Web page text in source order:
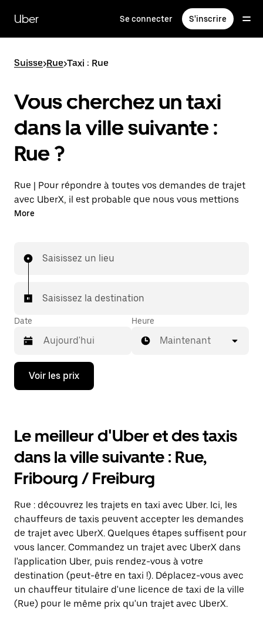
contenu
principal
Uber Se connecter S'inscrire
Suisse>Rue>Taxi : Rue
Vous cherchez un taxi
dans la ville suivante :
Rue ?
Rue | Pour répondre à toutes vos demandes de trajet
avec UberX, il est probable que nous vous mettions
en relation avec un chauffeur de taxi. Si tel est le cas,
7 j/7), comme avec UberX, et pourrez rejoindre votre
Dans certaines villes de Suisse, pour vous assurer de
pouvez le demander dans l'application.
More
Saisissez un lieu
Saisissez la destination
Date
Appuyez
la
bas
pour
ouvrir
le
calendrier
et
une
date.
Appuyez
sur
la
touche
Échap
pour
fermer
le
calendrier.
Heure
Maintenant
Voir les prix
Le meilleur d'Uber et des taxis
dans la ville suivante : Rue,
Fribourg / Freiburg
Rue : découvrez les trajets en taxi avec Uber. Ici, les
chauffeurs de taxis peuvent accepter les demandes
de trajet avec UberX. Quelques étapes suffisent pour
vous lancer. Commandez un trajet avec UberX dans
l'application Uber, puis rendez-vous à votre
destination (peut-être en taxi !). Déplacez-vous avec
un chauffeur titulaire d'une licence de taxi de la ville
(Rue) pour le même prix qu'un trajet avec UberX.